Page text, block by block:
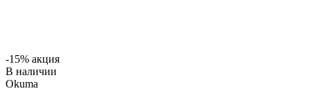
-15% акция
В наличии
Okuma